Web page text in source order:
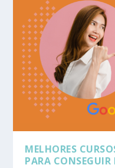
MELHORES
PARA CONSEGUIR